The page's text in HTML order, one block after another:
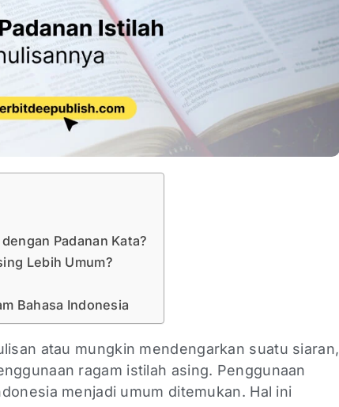
Padanan Kata?
Lebih Umum?
Bahasa Indonesia
atau mungkin mendengarkan suatu siaran,
ragam istilah asing. Penggunaan
menjadi umum ditemukan. Hal ini